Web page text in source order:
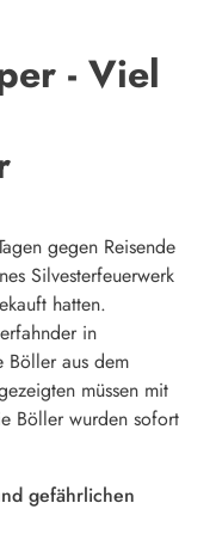
- Viel
gegen Reisende
Silvesterfeuerwerk
hatten.
in
Böller aus dem
müssen mit
Böller wurden sofort
gefährlichen